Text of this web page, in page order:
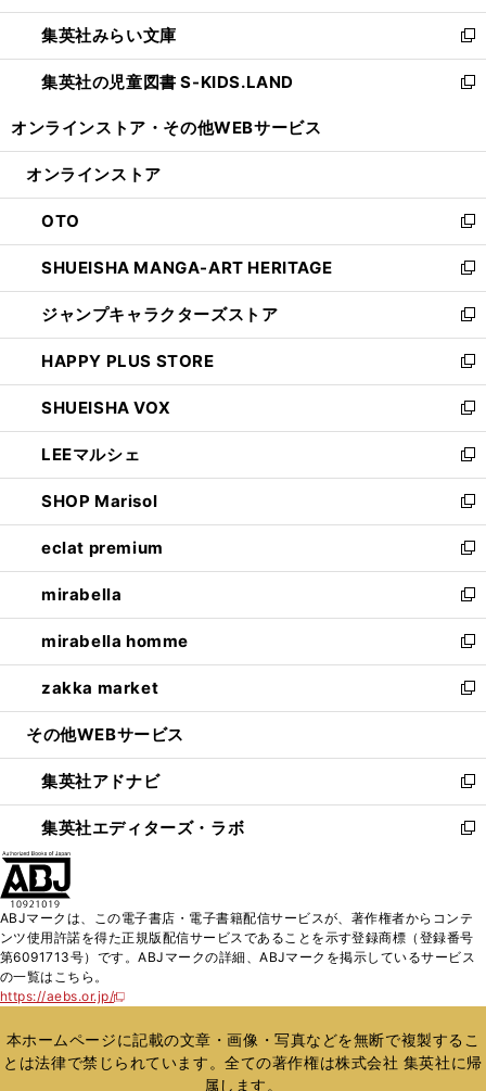
開
く
ウ
で
開
く
ン
ド
ウ
で
ウ
ィ
ン
ド
開
集英社みらい文庫
新
し
い
ン
ウ
で
開
く
集英社の児童図書 S-KIDS.LAND
新
ウ
ン
ド
ウ
で
開
く
オンラインストア・ その他WEBサービス
オンラインストア
OTO
新
し
い
ウ
ィ
ン
ド
ウ
で
開
く
SHUEISHA MANGA-ART HERITAGE
新
し
い
ウ
ィ
ン
ド
ウ
で
開
く
ジャンプキャラクターズストア
新
し
い
ウ
ィ
ン
ド
ウ
で
開
く
HAPPY PLUS STORE
新
し
い
ウ
ィ
ン
ド
ウ
で
開
く
SHUEISHA VOX
新
し
い
ウ
ィ
ン
ド
ウ
で
開
く
LEEマルシェ
新
し
い
ウ
ィ
ン
ド
ウ
で
開
く
SHOP Marisol
新
し
い
ウ
ィ
ン
ド
ウ
で
開
eclat premium
新
し
い
ウ
ィ
ン
ド
ウ
開
く
mirabella
新
し
い
ウ
ィ
ン
ウ
で
開
く
mirabella homme
新
し
い
ウ
ン
ド
ウ
で
zakka market
新
し
ウ
ィ
ン
ド
く
その他WEBサービス
集英社アドナビ
新
し
い
ド
ウ
で
集英社エディターズ・ラボ
新
ィ
ン
ド
開
く
ABJマークは、この電子書店・電子書籍配信サービスが、著作権者からコンテ
ンツ使用許諾を得た正規版配信サービスであることを示す登録商標（登録番号
第6091713号）です。ABJマークの詳細、ABJマークを掲示しているサービス
の一覧はこちら。
https://aebs.or.jp/
新
い
ウ
ィ
本ホームページに記載の文章・画像・写真などを無断で複製するこ
とは法律で禁じられています。全ての著作権は株式会社 集英社に帰
属します。